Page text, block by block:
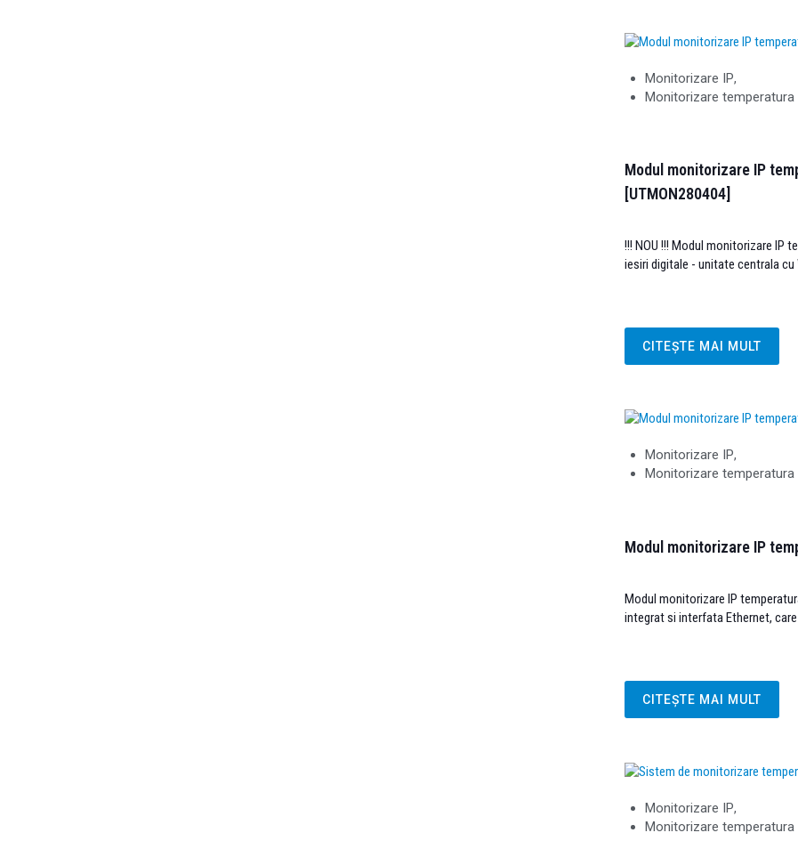
Monitorizare IP,
Monitorizare temperatura
Modul monitorizare IP
[UTMON280404]
!!! NOU !!! Modul monitorizare IP
iesiri digitale - unitate centrala cu
CITEȘTE MAI MULT
Monitorizare IP,
Monitorizare temperatura
Modul monitorizare IP
Modul monitorizare IP
integrat si interfata Ethernet, care
CITEȘTE MAI MULT
Monitorizare IP,
Monitorizare temperatura